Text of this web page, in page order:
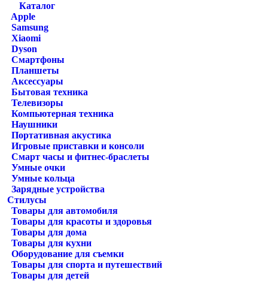
Каталог
Apple
Samsung
Xiaomi
Dyson
Смартфоны
Планшеты
Аксессуары
Бытовая техника
Телевизоры
Компьютерная техника
Наушники
Портативная акустика
Игровые приставки и консоли
Смарт часы и фитнес-браслеты
Умные очки
Умные кольца
Зарядные устройства
Стилусы
Товары для автомобиля
Товары для красоты и здоровья
Товары для дома
Товары для кухни
Оборудование для съемки
Товары для спорта и путешествий
Товары для детей